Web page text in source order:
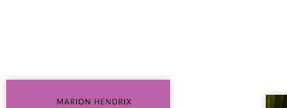
Nous sommes en 1979, soit 15